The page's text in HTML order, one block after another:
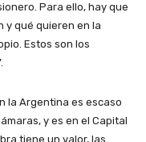
Para ello, hay que
y qué quieren en la
Estos son los
la Argentina es escaso
y es en el Capital
tiene un valor, las